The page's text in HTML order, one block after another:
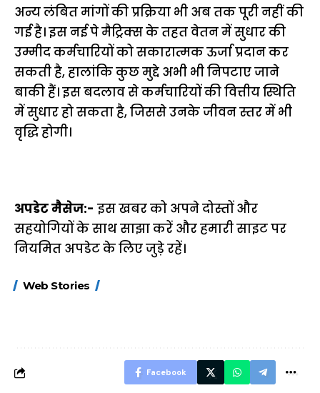
अन्य लंबित मांगों की प्रक्रिया भी अब तक पूरी नहीं की
गई है। इस नई पे मैट्रिक्स के तहत वेतन में सुधार की
उम्मीद कर्मचारियों को सकारात्मक ऊर्जा प्रदान कर
सकती है, हालांकि कुछ मुद्दे अभी भी निपटाए जाने
बाकी हैं। इस बदलाव से कर्मचारियों की वित्तीय स्थिति
में सुधार हो सकता है, जिससे उनके जीवन स्तर में भी
वृद्धि होगी।
अपडेट मैसेज:- इस खबर को अपने दोस्तों और
सहयोगियों के साथ साझा करें और हमारी साइट पर
नियमित अपडेट के लिए जुड़े रहें।
Web Stories
FASTag के ये नए
Facebook